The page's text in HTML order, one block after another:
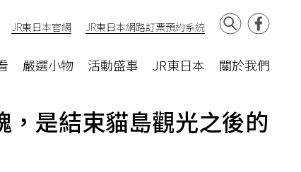
嚴選小物 活動盛事 JR東日本 關於我們
JR東日本官網 JR東日本網路訂票預約系統
是結束貓島觀光之後的